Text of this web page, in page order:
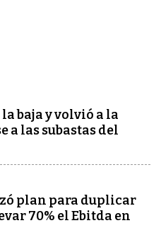
baja y volvió a la
a las subastas del
plan para duplicar
70% el Ebitda en